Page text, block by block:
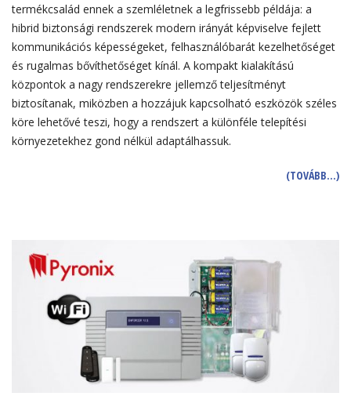
termékcsalád ennek a szemléletnek a legfrissebb példája: a
hibrid biztonsági rendszerek modern irányát képviselve fejlett
kommunikációs képességeket, felhasználóbarát kezelhetőséget
és rugalmas bővíthetőséget kínál. A kompakt kialakítású
központok a nagy rendszerekre jellemző teljesítményt
biztosítanak, miközben a hozzájuk kapcsolható eszközök széles
köre lehetővé teszi, hogy a rendszert a különféle telepítési
környezetekhez gond nélkül adaptálhassuk.
(TOVÁBB…)